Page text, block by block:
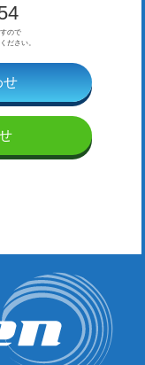
ので
ださい。
せ